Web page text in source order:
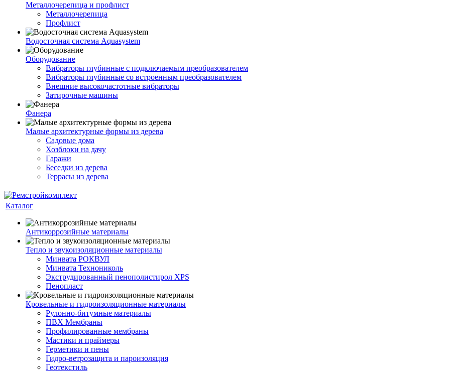
Металлочерепица и профлист
Металлочерепица
Профлист
Водосточная система Aquasystem
Оборудование
Вибраторы глубинные с подключаемым преобразователем
Вибраторы глубинные со встроенным преобразователем
Внешние высокочастотные вибраторы
Затирочные машины
Фанера
Малые архитектурные формы из дерева
Садовые дома
Хозблоки на дачу
Гаражи
Беседки из дерева
Террасы из дерева
Каталог
Антикоррозийные материалы
Тепло и звукоизоляционные материалы
Минвата РОКВУЛ
Минвата Технониколь
Экструдированный пенополистирол XPS
Пенопласт
Кровельные и гидроизоляционные материалы
Рулонно-битумные материалы
ПВХ Мембраны
Профилированные мембраны
Мастики и праймеры
Герметики и пены
Гидро-ветрозащита и пароизоляция
Геотекстиль